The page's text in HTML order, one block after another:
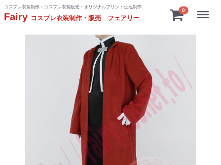
コスプレ衣装制作・コスプレ衣装販売・オリジナルプリント生地制作
Fairy コスプレ衣装制作・販売 フェアリー
0 Menu